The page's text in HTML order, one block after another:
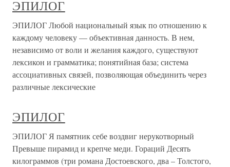
ЭПИЛОГ
ЭПИЛОГ Любой национальный язык по отношению к
каждому человеку — объективная данность. В нем,
независимо от воли и желания каждого, существуют
лексикон и грамматика; понятийная база; система
ассоциативных связей, позволяющая объединить через
различные лексические
ЭПИЛОГ
ЭПИЛОГ Я памятник себе воздвиг нерукотворный
Превыше пирамид и крепче меди. Гораций Десять
килограммов (три романа Достоевского, два – Толстого,